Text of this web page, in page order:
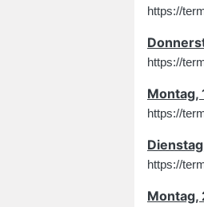
https://
https://
Montag,
https://
https://
Montag,